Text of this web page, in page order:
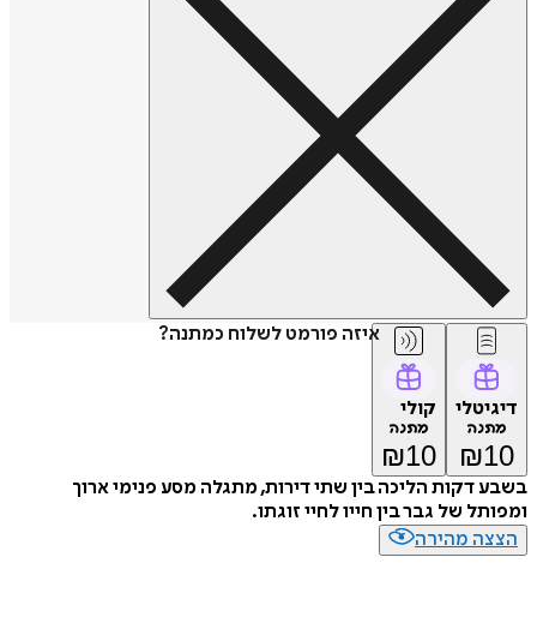
איזה פורמט לשלוח כמתנה?
דיגיטלי
מתנה
₪10
קולי
מתנה
₪10
בשבע דקות הליכה בין שתי דירות, מתגלה מסע פנימי ארוך
ומפותל של גבר בין חייו לחיי זוגתו.
הצצה מהירה